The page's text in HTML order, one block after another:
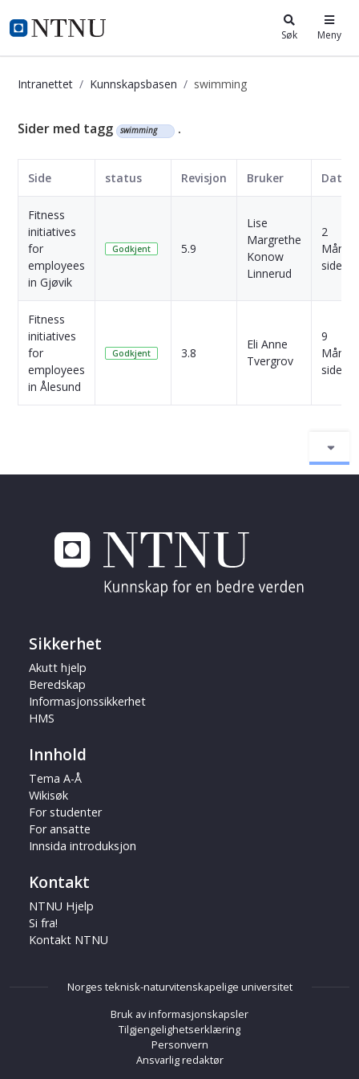
i.ntnu.no Søk Meny
Intranettet Kunnskapsbasen swimming
Kunnskapsbasen
Sider med tagg swimming .
Side status Revisjon Bruker Dato
Fitness
initiatives
for
employees
in Gjøvik
Godkjent 5.9
Lise
Margrethe
Konow
Linnerud
2
siden
Fitness
initiatives
for
employees
in Ålesund
Godkjent 3.8
Eli Anne
Tvergrov
9
siden
Sikkerhet
Akutt hjelp
Beredskap
Informasjonssikkerhet
HMS
Innhold
Tema A-Å
Wikisøk
For studenter
For ansatte
Innsida introduksjon
Kontakt
NTNU Hjelp
Si fra!
Kontakt NTNU
Norges teknisk-naturvitenskapelige universitet
Bruk av informasjonskapsler
Tilgjengelighetserklæring
Personvern
Ansvarlig redaktør